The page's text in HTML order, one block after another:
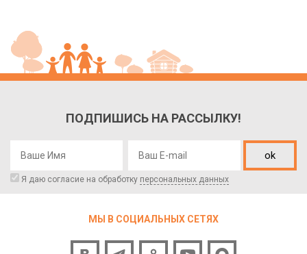
ПОДПИШИСЬ НА РАССЫЛКУ!
ok
Я даю согласие на обработку персональных данных
МЫ В СОЦИАЛЬНЫХ СЕТЯХ